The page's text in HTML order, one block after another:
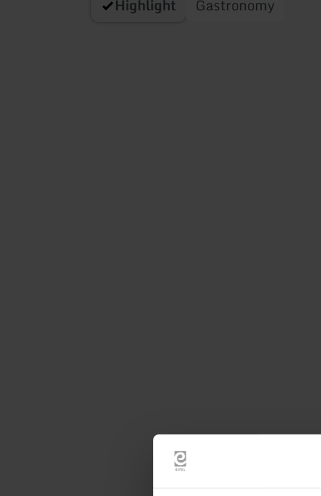
Highlight Gastronomy